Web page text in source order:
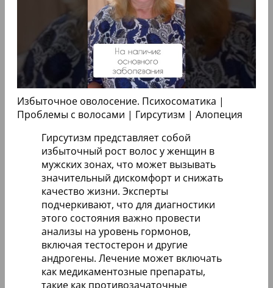
Избыточное оволосение. Психосоматика |
Проблемы с волосами | Гирсутизм | Алопеция
Гирсутизм представляет собой
избыточный рост волос у женщин в
мужских зонах, что может вызывать
значительный дискомфорт и снижать
качество жизни. Эксперты
подчеркивают, что для диагностики
этого состояния важно провести
анализы на уровень гормонов,
включая тестостерон и другие
андрогены. Лечение может включать
как медикаментозные препараты,
такие как противозачаточные